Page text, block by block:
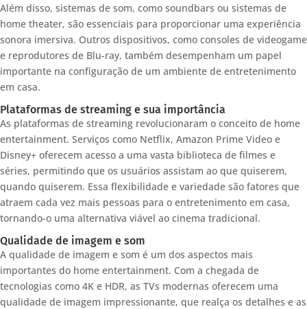
Além disso, sistemas de som, como soundbars ou sistemas de
home theater, são essenciais para proporcionar uma experiência
sonora imersiva. Outros dispositivos, como consoles de videogame
e reprodutores de Blu-ray, também desempenham um papel
importante na configuração de um ambiente de entretenimento
em casa.
Plataformas de streaming e sua importância
As plataformas de streaming revolucionaram o conceito de home
entertainment. Serviços como Netflix, Amazon Prime Video e
Disney+ oferecem acesso a uma vasta biblioteca de filmes e
séries, permitindo que os usuários assistam ao que quiserem,
quando quiserem. Essa flexibilidade e variedade são fatores que
atraem cada vez mais pessoas para o entretenimento em casa,
tornando-o uma alternativa viável ao cinema tradicional.
Qualidade de imagem e som
A qualidade de imagem e som é um dos aspectos mais
importantes do home entertainment. Com a chegada de
tecnologias como 4K e HDR, as TVs modernas oferecem uma
qualidade de imagem impressionante, que realça os detalhes e as